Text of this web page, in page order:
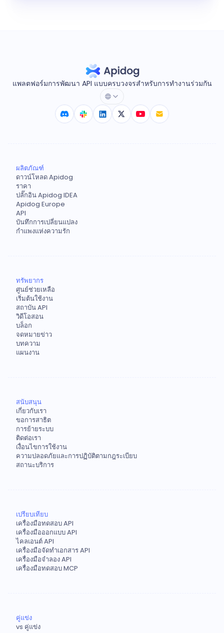
แพลตฟอร์มการพัฒนา API แบบครบวงจรสำหรับการทำงานร่วมกัน
ผลิตภัณฑ์
ดาวน์โหลด Apidog
ราคา
ปลั๊กอิน Apidog IDEA
Apidog Europe
API
บันทึกการเปลี่ยนแปลง
กำแพงแห่งความรัก
ทรัพยากร
ศูนย์ช่วยเหลือ
เริ่มต้นใช้งาน
สถาบัน API
วิดีโอสอน
บล็อก
จดหมายข่าว
บทความ
แผนงาน
สนับสนุน
เกี่ยวกับเรา
ขอการสาธิต
การย้ายระบบ
ติดต่อเรา
เงื่อนไขการใช้งาน
ความปลอดภัยและการปฏิบัติตามกฎระเบียบ
สถานะบริการ
เปรียบเทียบ
เครื่องมือทดสอบ API
เครื่องมือออกแบบ API
ไคลเอนต์ API
เครื่องมือจัดทำเอกสาร API
เครื่องมือจำลอง API
เครื่องมือทดสอบ MCP
คู่แข่ง
vs คู่แข่ง